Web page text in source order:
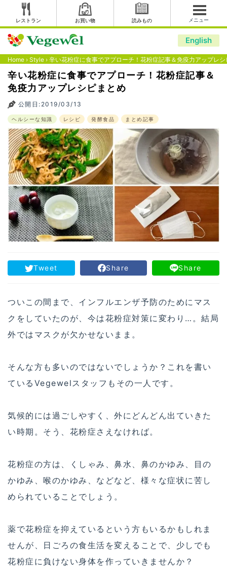
レストラン お買い物 読みもの メニュー
English
Home › Style › 辛い花粉症に食事でアプローチ！花粉症記事＆免疫力アップレ
辛い花粉症に食事でアプローチ！花粉症記事＆
免疫力アップレシピまとめ
公開日:2019/03/13
ヘルシーな知識 レシピ 発酵食品 まとめ記事
Tweet Share Share
ついこの間まで、インフルエンザ予防のためにマス
クをしていたのが、今は花粉症対策に変わり…。結局
外ではマスクが欠かせないまま。
そんな方も多いのではないでしょうか？これを書い
ているVegewelスタッフもその一人です。
気候的には過ごしやすく、外にどんどん出ていきた
い時期。そう、花粉症さえなければ。
花粉症の方は、くしゃみ、鼻水、鼻のかゆみ、目の
かゆみ、喉のかゆみ、などなど、様々な症状に苦し
められていることでしょう。
薬で花粉症を抑えているという方もいるかもしれま
せんが、日ごろの食生活を変えることで、少しでも
花粉症に負けない身体を作っていきませんか？